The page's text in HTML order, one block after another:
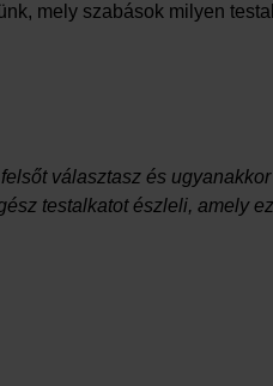
mely szabások milyen
választasz és
testalkatot észleli, amely